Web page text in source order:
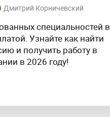
Дмитрий Корничевский
специальностей в
Узнайте как найти
и получить работу в
в 2026 году!